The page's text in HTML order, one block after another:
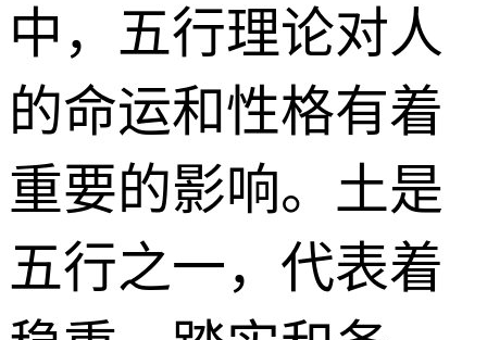
中，五行理论对人
的命运和性格有着
重要的影响。土是
五行之一，代表着